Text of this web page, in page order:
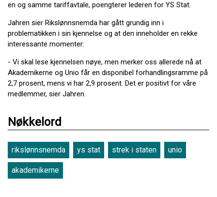
en og samme tariffavtale, poengterer lederen for YS Stat.
Jahren sier Rikslønnsnemda har gått grundig inn i
problematikken i sin kjennelse og at den inneholder en rekke
interessante momenter:
- Vi skal lese kjennelsen nøye, men merker oss allerede nå at
Akademikerne og Unio får en disponibel forhandlingsramme på
2,7 prosent, mens vi har 2,9 prosent. Det er positivt for våre
medlemmer, sier Jahren.
Nøkkelord
rikslønnsnemda ys stat strek i staten unio
akademikerne